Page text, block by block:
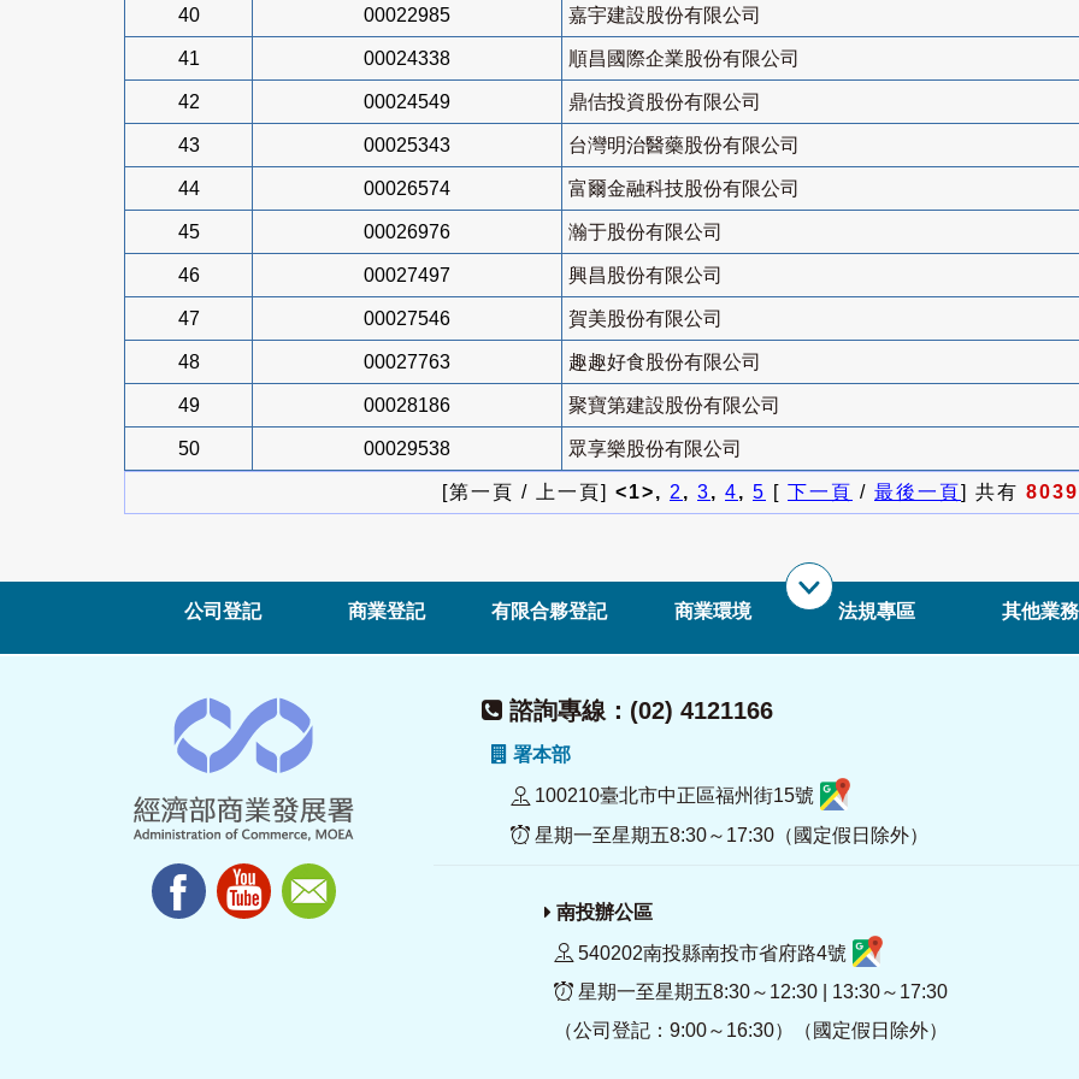
40 00022985 嘉宇建設股份有限公司
41 00024338 順昌國際企業股份有限公司
42 00024549 鼎佶投資股份有限公司
43 00025343 台灣明治醫藥股份有限公司
44 00026574 富爾金融科技股份有限公司
45 00026976 瀚于股份有限公司
46 00027497 興昌股份有限公司
47 00027546 賀美股份有限公司
48 00027763 趣趣好食股份有限公司
49 00028186 聚寶第建設股份有限公司
50 00029538 眾享樂股份有限公司
[第一頁 / 上一頁] <1>, 2, 3, 4, 5 [ 下一頁 / 最後一頁] 共有 8039
公司登記 商業登記 有限合夥登記 商業環境 法規專區 其他業務
諮詢專線：(02) 4121166
署本部
100210臺北市中正區福州街15號
星期一至星期五8:30～17:30（國定假日除外）
南投辦公區
540202南投縣南投市省府路4號
星期一至星期五8:30～12:30 | 13:30～17:30
（公司登記：9:00～16:30）（國定假日除外）